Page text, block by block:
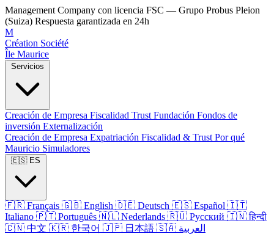
Management Company con licencia FSC — Grupo Probus Pleion
(Suiza) Respuesta garantizada en 24h
M
Création Société
Île Maurice
Creación de Empresa Fiscalidad Trust Fundación Fondos de
inversión Externalización
Creación de Empresa Expatriación Fiscalidad & Trust Por qué
Mauricio Simuladores
🇫🇷 Français 🇬🇧 English 🇩🇪 Deutsch 🇪🇸 Español 🇮🇹
Italiano 🇵🇹 Português 🇳🇱 Nederlands 🇷🇺 Русский 🇮🇳 हिन्दी
🇨🇳 中文 🇰🇷 한국어 🇯🇵 日本語
🇸🇦 العربية